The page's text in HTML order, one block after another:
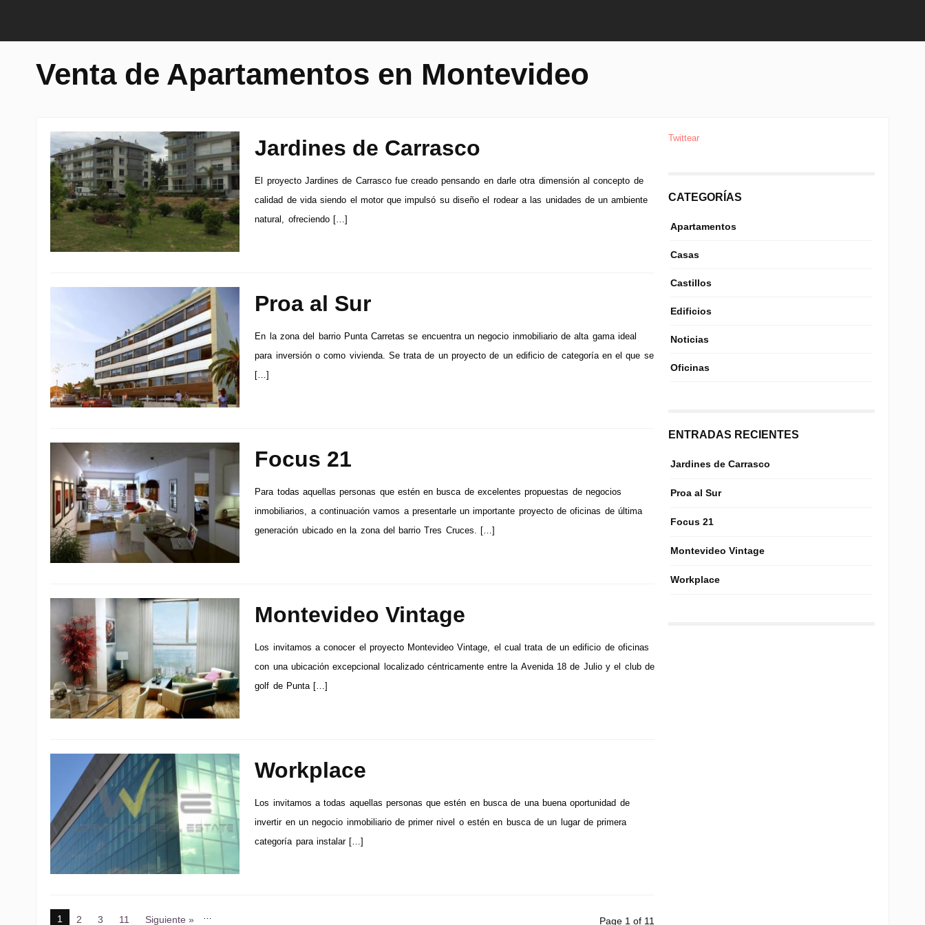
Venta de Apartamentos en Montevideo
Jardines de Carrasco
El proyecto Jardines de Carrasco fue creado pensando en darle otra dimensión al concepto de
calidad de vida siendo el motor que impulsó su diseño el rodear a las unidades de un ambiente
natural, ofreciendo […]
Proa al Sur
En la zona del barrio Punta Carretas se encuentra un negocio inmobiliario de alta gama ideal
para inversión o como vivienda. Se trata de un proyecto de un edificio de categoría en el que se
[…]
Focus 21
Para todas aquellas personas que estén en busca de excelentes propuestas de negocios
inmobiliarios, a continuación vamos a presentarle un importante proyecto de oficinas de última
generación ubicado en la zona del barrio Tres Cruces. […]
Montevideo Vintage
Los invitamos a conocer el proyecto Montevideo Vintage, el cual trata de un edificio de oficinas
con una ubicación excepcional localizado céntricamente entre la Avenida 18 de Julio y el club de
golf de Punta […]
Workplace
Los invitamos a todas aquellas personas que estén en busca de una buena oportunidad de
invertir en un negocio inmobiliario de primer nivel o estén en busca de un lugar de primera
categoría para instalar […]
1 2 3 …
11 Siguiente » Page 1 of 11
Twittear
CATEGORÍAS
Apartamentos
Casas
Castillos
Edificios
Noticias
Oficinas
ENTRADAS RECIENTES
Jardines de Carrasco
Proa al Sur
Focus 21
Montevideo Vintage
Workplace